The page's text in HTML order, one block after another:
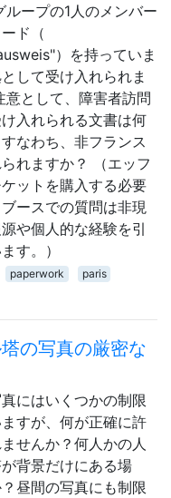
ープの1人のメンバー
ド（
）を持っていま
して受け入れられま
として、障害者訪問
入れられる文書は何
なわち、非フランス
れますか？ （エッフ
ットを購入する必要
ースでの質問は非現
や個人的な経験を引
す。）
paperwork
paris
の写真の厳密な
にはいくつかの制限
すが、何が正確に許
せんか？何人かの人
背景だけにある場
昼間の写真にも制限